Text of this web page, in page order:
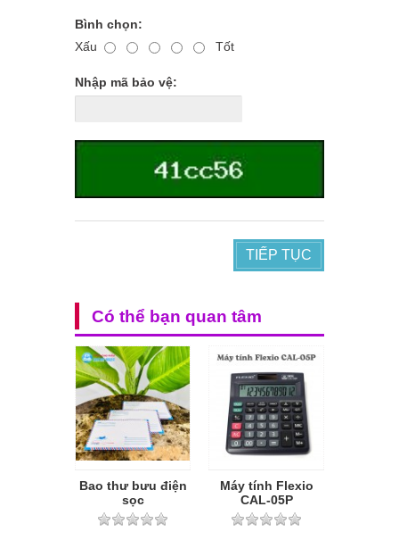
Bình chọn:
Xấu
Tốt
Nhập mã bảo vệ:
TIẾP TỤC
Có thể bạn quan tâm
Bao thư bưu điện
sọc
Máy tính Flexio
CAL-05P